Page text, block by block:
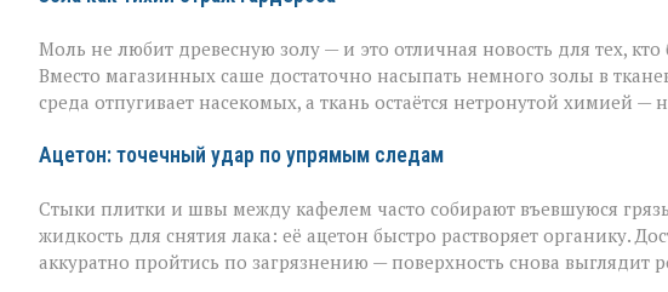
Моль не любит древесную золу — и это отличная новость для тех,
Вместо магазинных саше достаточно насыпать немного золы в
среда отпугивает насекомых, а ткань остаётся нетронутой химией —
Ацетон: точечный удар по упрямым следам
Стыки плитки и швы между кафелем часто собирают въевшуюся
жидкость для снятия лака: её ацетон быстро растворяет органику.
аккуратно пройтись по загрязнению — поверхность снова выглядит